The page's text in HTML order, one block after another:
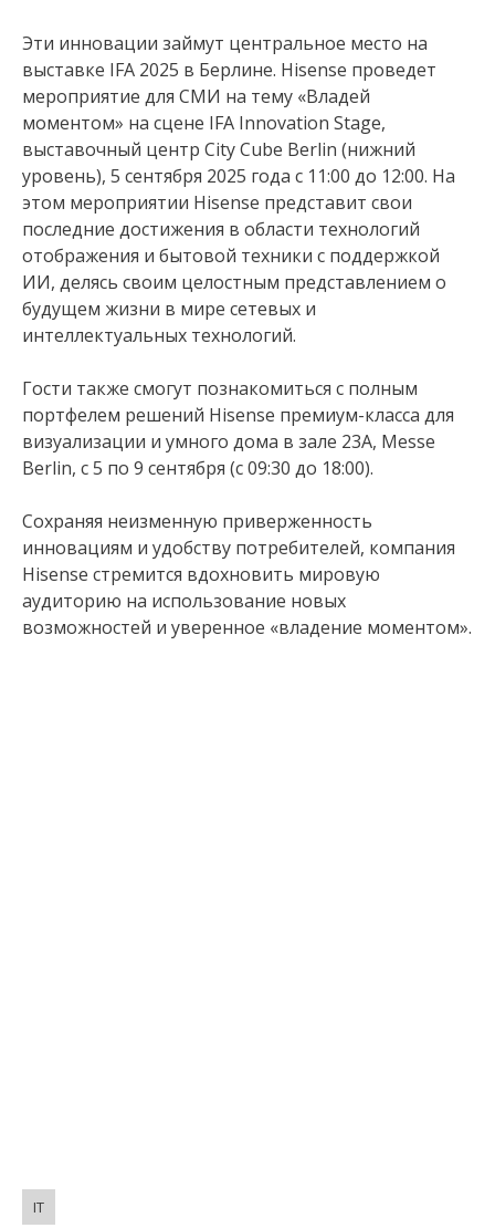
Эти инновации займут центральное место на
выставке IFA 2025 в Берлине. Hisense проведет
мероприятие для СМИ на тему «Владей
моментом» на сцене IFA Innovation Stage,
выставочный центр City Cube Berlin (нижний
уровень), 5 сентября 2025 года с 11:00 до 12:00. На
этом мероприятии Hisense представит свои
последние достижения в области технологий
отображения и бытовой техники с поддержкой
ИИ, делясь своим целостным представлением о
будущем жизни в мире сетевых и
интеллектуальных технологий.
Гости также смогут познакомиться с полным
портфелем решений Hisense премиум-класса для
визуализации и умного дома в зале 23A, Messe
Berlin, с 5 по 9 сентября (с 09:30 до 18:00).
Сохраняя неизменную приверженность
инновациям и удобству потребителей, компания
Hisense стремится вдохновить мировую
аудиторию на использование новых
возможностей и уверенное «владение моментом».
IT